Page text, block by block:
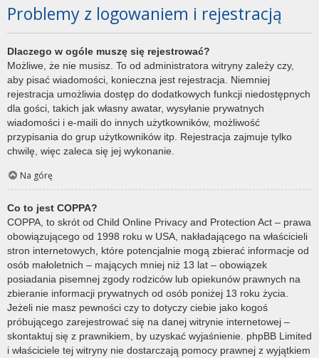
Problemy z logowaniem i rejestracją
Dlaczego w ogóle muszę się rejestrować?
Możliwe, że nie musisz. To od administratora witryny zależy czy,
aby pisać wiadomości, konieczna jest rejestracja. Niemniej
rejestracja umożliwia dostęp do dodatkowych funkcji niedostępnych
dla gości, takich jak własny awatar, wysyłanie prywatnych
wiadomości i e-maili do innych użytkowników, możliwość
przypisania do grup użytkowników itp. Rejestracja zajmuje tylko
chwilę, więc zaleca się jej wykonanie.
Na górę
Co to jest COPPA?
COPPA, to skrót od Child Online Privacy and Protection Act – prawa
obowiązującego od 1998 roku w USA, nakładającego na właścicieli
stron internetowych, które potencjalnie mogą zbierać informacje od
osób małoletnich – mających mniej niż 13 lat – obowiązek
posiadania pisemnej zgody rodziców lub opiekunów prawnych na
zbieranie informacji prywatnych od osób poniżej 13 roku życia.
Jeżeli nie masz pewności czy to dotyczy ciebie jako kogoś
próbującego zarejestrować się na danej witrynie internetowej –
skontaktuj się z prawnikiem, by uzyskać wyjaśnienie. phpBB Limited
i właściciele tej witryny nie dostarczają pomocy prawnej z wyjątkiem